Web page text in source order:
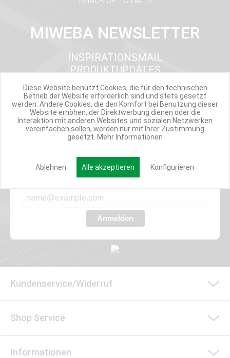
MIWEBA NEWSLETTER
INSPIRATIONSMAIL
PRODUKTUPDATES
TOP INFORMIERT
ANGEBOTE
Werde Teil der Miweba Community!
Verpasse nie wieder exklusive Newsletter-Rabatte und Aktionen
Anmelden
Kundenservice/Widerruf
Shop Service
Informationen
Diese Website benutzt Cookies, die für den technischen
Betrieb der Website erforderlich sind und stets gesetzt
werden. Andere Cookies, die den Komfort bei Benutzung dieser
Website erhöhen, der Direktwerbung dienen oder die
Interaktion mit anderen Websites und sozialen Netzwerken
vereinfachen sollen, werden nur mit Ihrer Zustimmung
gesetzt. Mehr Informationen
Ablehnen Alle akzeptieren Konfigurieren